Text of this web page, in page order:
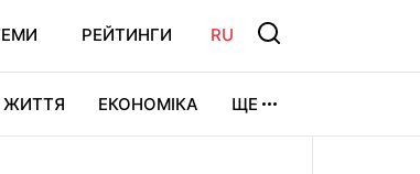
РЕЙТИНГИ RU
ЖИТТЯ ЕКОНОМІКА ЩЕ